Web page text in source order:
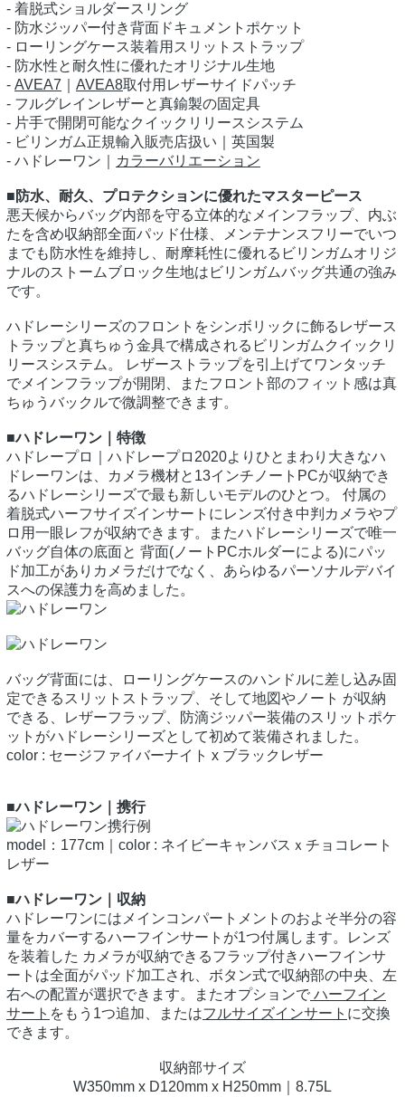
- 着脱式ショルダースリング
- 防水ジッパー付き背面ドキュメントポケット
- ローリングケース装着用スリットストラップ
- 防水性と耐久性に優れたオリジナル生地
- AVEA7 AVEA8取付用レザーサイドパッチ
- フルグレインレザーと真鍮製の固定具
- 片手で開閉可能なクイックリリースシステム
- ビリンガム正規輸入販売店扱い｜英国製
- ハドレーワン｜
カラーバリエーション
■防水、耐久、プロテクションに優れたマスターピース
悪天候からバッグ内部を守る立体的なメインフラップ、内ぶ
たを含め収納部全面パッド仕様、メンテナンスフリーでいつ
までも防水性を維持し、耐摩耗性に優れるビリンガムオリジ
ナルのストームブロック生地はビリンガムバッグ共通の強み
です。
ハドレーシリーズのフロントをシンボリックに飾るレザース
トラップと真ちゅう金具で構成されるビリンガムクイックリ
リースシステム。 レザーストラップを引上げてワンタッチ
でメインフラップが開閉、またフロント部のフィット感は真
ちゅうバックルで微調整できます。
■ハドレーワン｜特徴
ハドレープロ｜ハドレープロ2020よりひとまわり大きなハ
ドレーワンは、カメラ機材と13インチノートPCが収納でき
るハドレーシリーズで最も新しいモデルのひとつ。 付属の
着脱式ハーフサイズインサートにレンズ付き中判カメラやプ
ロ用一眼レフが収納できます。またハドレーシリーズで唯一
バッグ自体の底面と 背面(ノートPCホルダーによる)にパッ
ド加工がありカメラだけでなく、あらゆるパーソナルデバイ
スへの保護力を高めました。
バッグ背面には、ローリングケースのハンドルに差し込み固
定できるスリットストラップ、そして地図やノート が収納
できる、レザーフラップ、防滴ジッパー装備のスリットポケ
ットがハドレーシリーズとして初めて装備されました。
color : セージファイバーナイト x ブラックレザー
■ハドレーワン｜携行
model：177cm｜color : ネイビーキャンバスｘチョコレート
レザー
■ハドレーワン｜収納
ハドレーワンにはメインコンパートメントのおよそ半分の容
量をカバーするハーフインサートが1つ付属します。レンズ
を装着した カメラが収納できるフラップ付きハーフインサ
ートは全面がパッド加工され、ボタン式で収納部の中央、左
右への配置が選択できます。またオプションで ハーフイン
サート をもう1つ追加、またはフルサイズインサート に交換
できます。
収納部サイズ
W350mm x D120mm x H250mm｜8.75L